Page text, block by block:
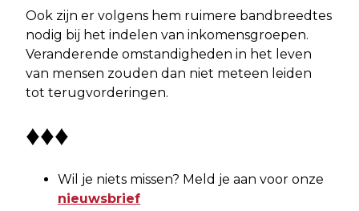
Ook zijn er volgens hem ruimere bandbreedtes
nodig bij het indelen van inkomensgroepen.
Veranderende omstandigheden in het leven
van mensen zouden dan niet meteen leiden
tot terugvorderingen.
♦♦♦
Wil je niets missen? Meld je aan voor onze
nieuwsbrief